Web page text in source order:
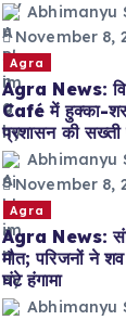
Abhimanyu
November 8,
Agra
Agra News:
Café में हुक्का-
प्रशासन की
Abhimanyu
November 8,
Agra
Agra News:
मौत; परिजनों ने
घंटे हंगामा
Abhimanyu